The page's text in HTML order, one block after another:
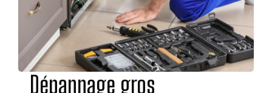
Dépannage gros